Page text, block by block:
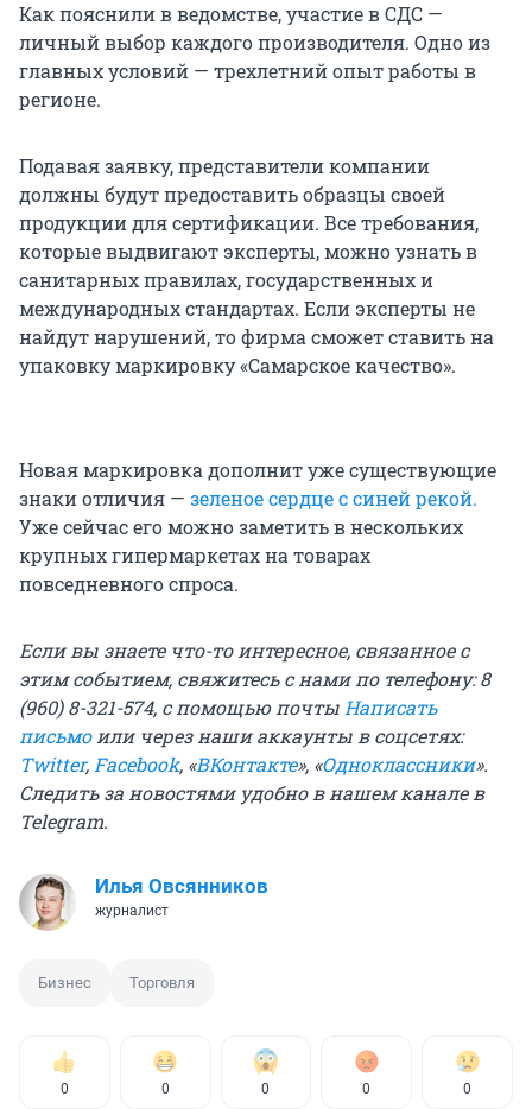
Как пояснили в ведомстве, участие в СДС —
личный выбор каждого производителя. Одно из
главных условий — трехлетний опыт работы в
регионе.
Подавая заявку, представители компании
должны будут предоставить образцы своей
продукции для сертификации. Все требования,
которые выдвигают эксперты, можно узнать в
санитарных правилах, государственных и
международных стандартах. Если эксперты не
найдут нарушений, то фирма сможет ставить на
упаковку маркировку «Самарское качество».
Новая маркировка дополнит уже существующие
знаки отличия — зеленое сердце с синей рекой.
Уже сейчас его можно заметить в нескольких
крупных гипермаркетах на товарах
повседневного спроса.
Если вы знаете что-то интересное, связанное с
этим событием, свяжитесь с нами по телефону: 8
(960) 8-321-574, с помощью почтыНаписать
письмоили через наши аккаунты в соцсетях:
Twitter,Facebook, «ВКонтакте», «Одноклассники».
Следить за новостями удобно внашем канале в
Telegram.
Илья Овсянников
журналист
Бизнес Торговля
0 0 0 0 0